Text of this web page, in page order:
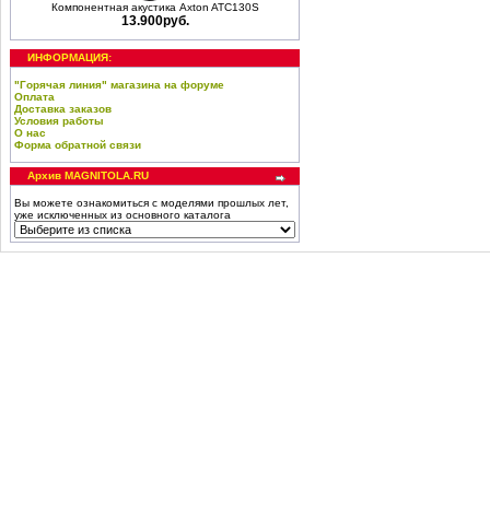
Компонентная акустика Axton ATC130S
13.900руб.
ИНФОРМАЦИЯ:
"Горячая линия" магазина на форуме
Оплата
Доставка заказов
Условия работы
О нас
Форма обратной связи
Архив MAGNITOLA.RU
Вы можете ознакомиться с моделями прошлых лет,
уже исключенных из основного каталога